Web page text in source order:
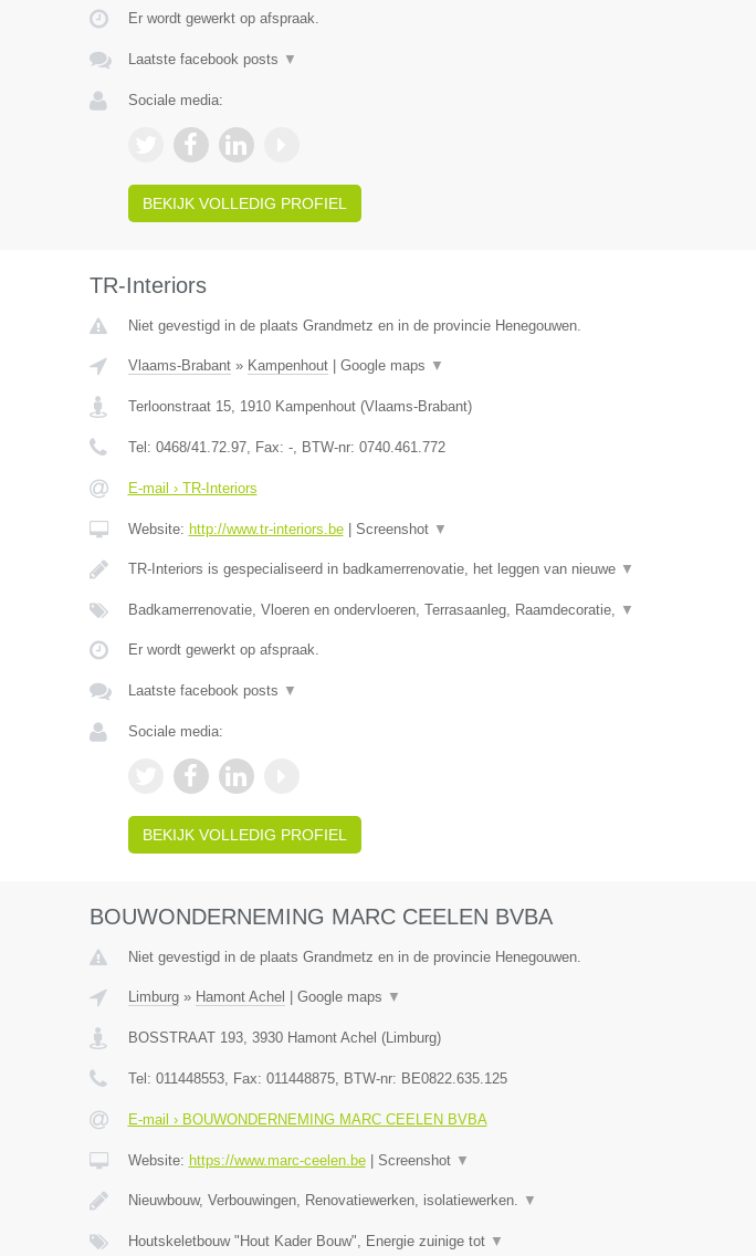
Er wordt gewerkt op afspraak.
Laatste facebook posts ▼
Sociale media:
BEKIJK VOLLEDIG PROFIEL
TR-Interiors
Niet gevestigd in de plaats Grandmetz en in de provincie Henegouwen.
Vlaams-Brabant» Kampenhout| Google maps ▼
Terloonstraat 15, 1910 Kampenhout(Vlaams-Brabant)
Tel: 0468/41.72.97, Fax: -, BTW-nr: 0740.461.772
E-mail › TR-Interiors
Website: http://www.tr-interiors.be| Screenshot ▼
TR-Interiors is gespecialiseerd in badkamerrenovatie, het leggen van nieuwe ▼
Badkamerrenovatie, Vloeren en ondervloeren, Terrasaanleg, Raamdecoratie, ▼
Er wordt gewerkt op afspraak.
Laatste facebook posts ▼
Sociale media:
BEKIJK VOLLEDIG PROFIEL
BOUWONDERNEMING MARC CEELEN BVBA
Niet gevestigd in de plaats Grandmetz en in de provincie Henegouwen.
Limburg» Hamont Achel Google maps ▼
BOSSTRAAT 193, 3930 Hamont Achel (Limburg)
Tel: 011448553, Fax: 011448875, BTW-nr: BE0822.635.125
E-mail › BOUWONDERNEMING MARC CEELEN BVBA
Website: https://www.marc-ceelen.be| Screenshot ▼
Nieuwbouw, Verbouwingen, Renovatiewerken, isolatiewerken. ▼
Houtskeletbouw "Hout Kader Bouw", Energie zuinige tot ▼